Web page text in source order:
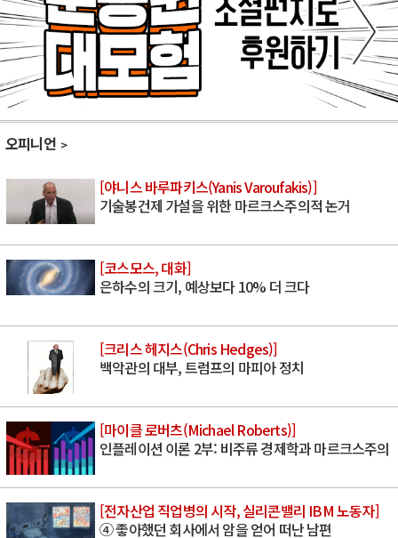
오피니언
[야니스 바루파키스(Yanis Varoufakis)]
기술봉건제 가설을 위한 마르크스주의적 논거
[코스모스, 대화]
은하수의 크기, 예상보다 10% 더 크다
[크리스 헤지스(Chris Hedges)]
백악관의 대부, 트럼프의 마피아 정치
[마이클 로버츠(Michael Roberts)]
인플레이션 이론 2부: 비주류 경제학과 마르크스주의
[전자산업 직업병의 시작, 실리콘밸리 IBM 노동자]
④ 좋아했던 회사에서 암을 얻어 떠난 남편